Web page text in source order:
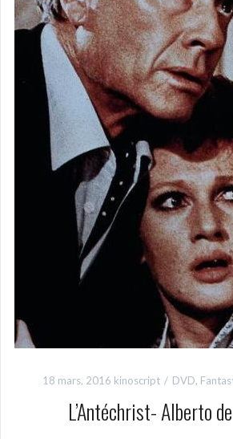
18 mars, 2016 kinoscript DVD,
L’Antéchrist- Alberto